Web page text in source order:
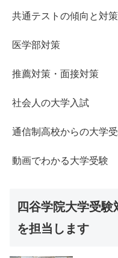
共通テストの傾向と対策
医学部対策
推薦対策・面接対策
社会人の大学入試
通信制高校からの大学
動画でわかる大学受験
四谷学院大学受
を担当します